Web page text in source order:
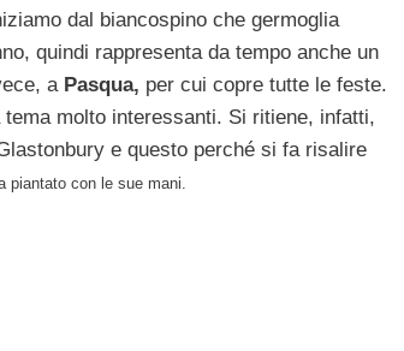
dal biancospino che germoglia
quindi rappresenta da tempo anche un
aPasqua, per cui copre tutte le feste.
molto interessanti. Si ritiene, infatti,
e questo perché si fa risalire
piantato con le sue mani.